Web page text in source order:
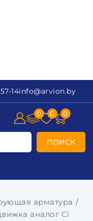
14info@arvion.by
ПОИСК
0 0 0
арматура
аналог Ci